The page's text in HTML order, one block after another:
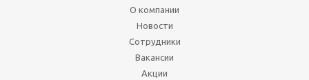
О компании
Новости
Сотрудники
Вакансии
Акции